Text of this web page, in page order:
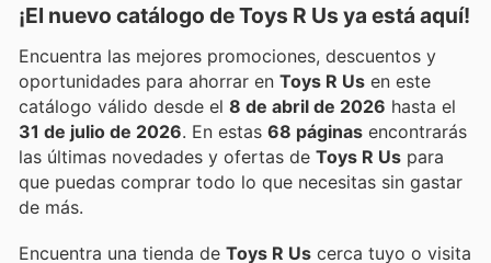
¡El nuevo catálogo deToys R Us ya está aquí!
Encuentra las mejores promociones, descuentos y
oportunidades para ahorrar en Toys R Us en este
catálogo válido desde el 8 de abril de 2026 hasta el
31 de julio de 2026 . En estas 68 páginas encontrarás
las últimas novedades y ofertas de Toys R Us para
que puedas comprar todo lo que necesitas sin gastar
de más.
Encuentra una tienda de Toys R Us cerca tuyo o visita